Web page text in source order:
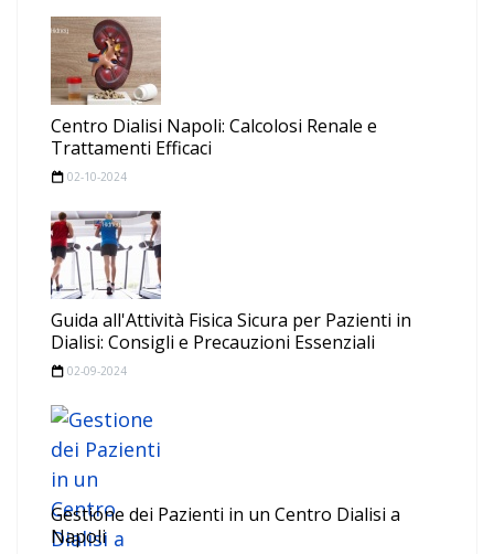
Centro Dialisi Napoli: Calcolosi Renale e
Trattamenti Efficaci
02-10-2024
Guida all'Attività Fisica Sicura per Pazienti in
Dialisi: Consigli e Precauzioni Essenziali
02-09-2024
Gestione dei Pazienti in un Centro Dialisi a
Napoli